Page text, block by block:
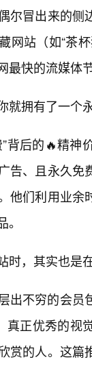
尔冒出来的
网站（如“茶
最快的流媒体
就拥有了一个
背后的🔥精
告、且永久
他们利用业
时，其实也是
出不穷的会
真正优秀的
赏的人。这